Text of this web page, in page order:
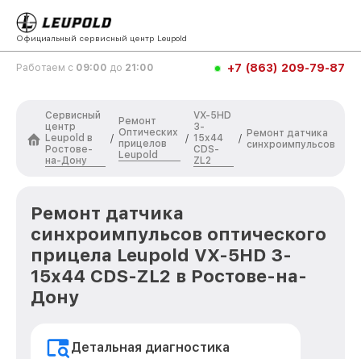
Официальный сервисный центр Leupold
Работаем с 09:00 до 21:00 +7 (863) 209-79-87
Сервисный
центр
Leupold в
Ростове-
на-Дону
/
Ремонт
Оптических
прицелов
Leupold
/
VX-5HD
3-
15x44
CDS-
ZL2
/ Ремонт датчика
синхроимпульсов
Ремонт датчика
синхроимпульсов оптического
прицела Leupold VX-5HD 3-
15x44 CDS-ZL2 в Ростове-на-
Дону
Детальная диагностика